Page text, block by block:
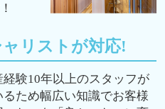
リストが対応!
経験10年以上のスタッフが
るため幅広い知識でお客様